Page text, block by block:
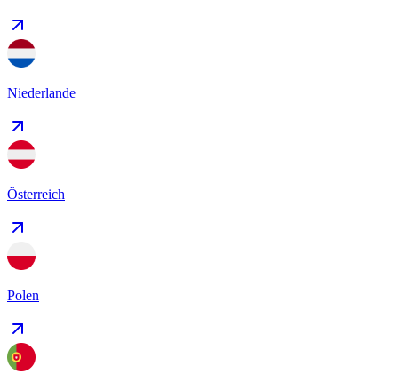
Niederlande
Österreich
Polen